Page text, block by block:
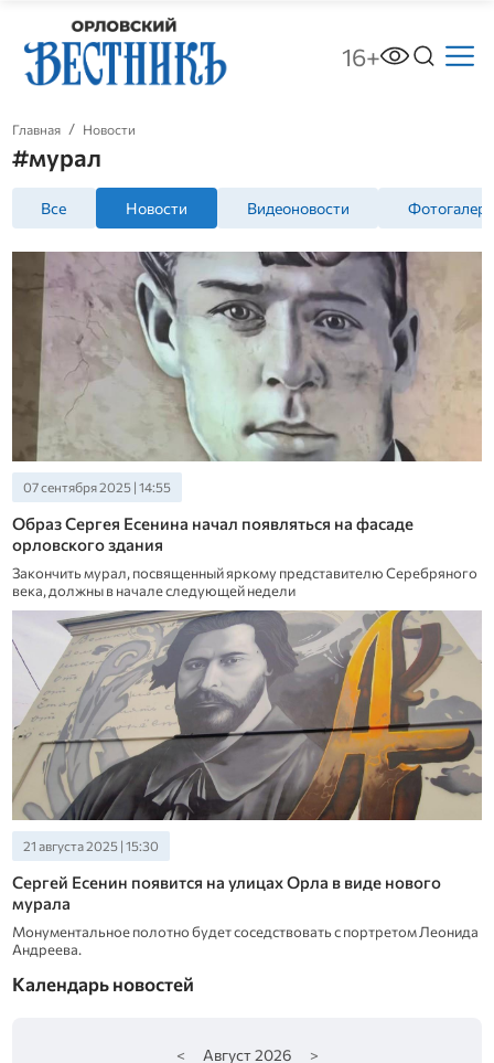
16+
Главная Новости
#мурал
Все Новости Видеоновости
07 сентября 2025 | 14:55
Образ Сергея Есенина начал появляться на фасаде
орловского здания
Закончить мурал, посвященный яркому представителю Серебряного
века, должны в начале следующей недели
21 августа 2025 | 15:30
Сергей Есенин появится на улицах Орла в виде нового
мурала
Монументальное полотно будет соседствовать с портретом Леонида
Андреева.
Календарь новостей
< Август 2026 >